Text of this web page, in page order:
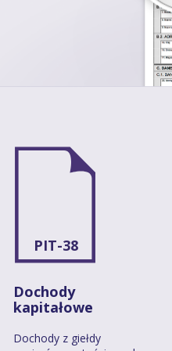
PIT-38
Dochody
kapitałowe
Dochody z giełdy